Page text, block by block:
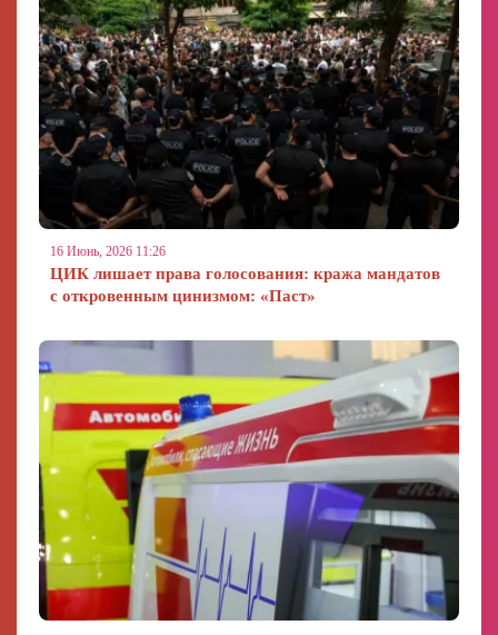
16 Июнь, 2026 11:26
ЦИК лишает права голосования: кража мандатов
с откровенным цинизмом: «Паст»